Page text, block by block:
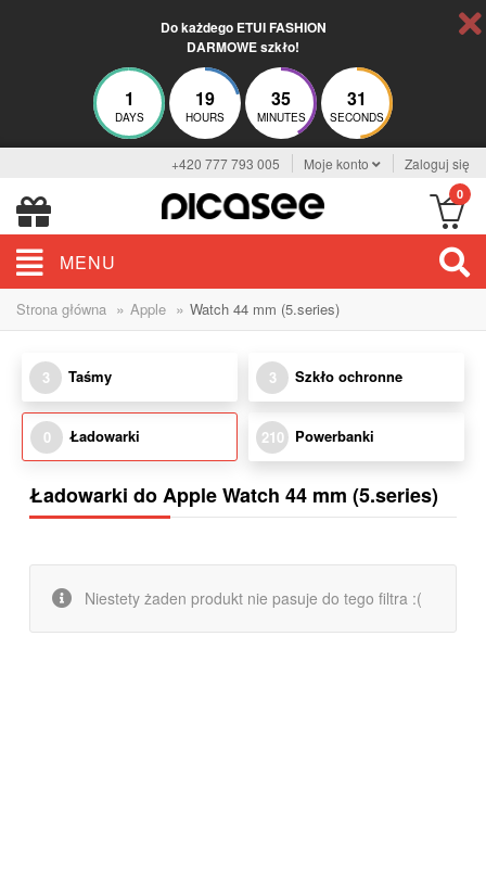
Do każdego ETUI FASHION
DARMOWE szkło!
1
DAYS
19
HOURS
35
MINUTES
31
SECONDS
+420 777 793 005 Moje konto Zaloguj się
0
MENU
Strona główna » Apple » Watch 44 mm (5.series)
3 Taśmy 3 Szkło ochronne
0 Ładowarki 210 Powerbanki
Ładowarki do Apple Watch 44 mm (5.series)
Niestety żaden produkt nie pasuje do tego filtra :(